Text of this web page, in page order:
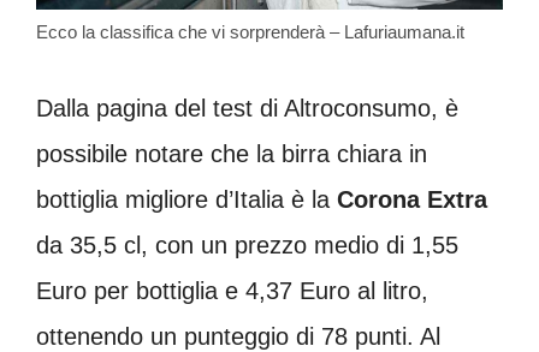
Ecco la classifica che vi sorprenderà – Lafuriaumana.it
Dalla pagina del test di Altroconsumo, è
possibile notare che la birra chiara in
bottiglia migliore d’Italia è la Corona Extra
da 35,5 cl, con un prezzo medio di 1,55
Euro per bottiglia e 4,37 Euro al litro,
ottenendo un punteggio di 78 punti. Al